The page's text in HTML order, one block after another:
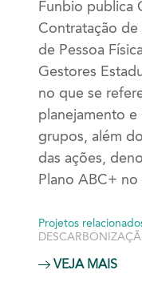
Funbio publica
Contratação de
de Pessoa
Gestores
no que se
planejamento
grupos, além
das ações,
Plano ABC+
Projetos
VEJA MAIS